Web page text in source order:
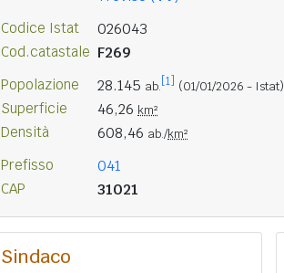
Codice Istat 026043
Cod.catastale F269
Popolazione 28.145 ab. [1] (01/01/2026 - Istat)
Superficie 46,26 km²
Densità 608,46 ab./km²
Prefisso 041
CAP 31021
Sindaco